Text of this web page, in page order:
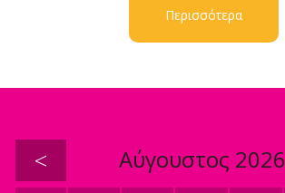
Περισσότερα
< Αύγουστος 2026